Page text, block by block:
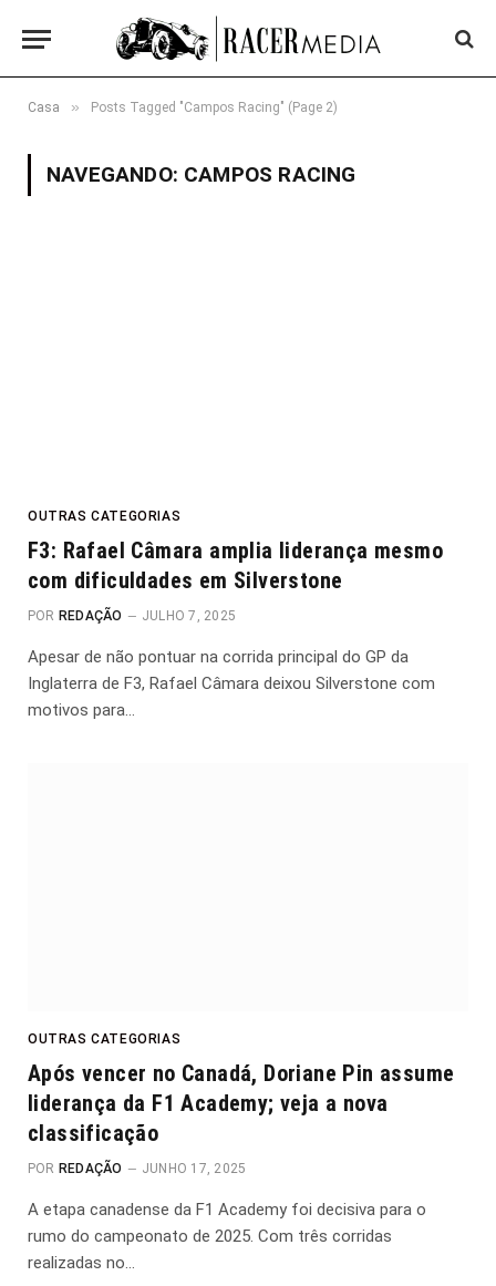
Casa » Posts Tagged "Campos Racing" (Page 2)
NAVEGANDO: CAMPOS RACING
OUTRAS CATEGORIAS
F3: Rafael Câmara amplia liderança mesmo
com dificuldades em Silverstone
POR REDAÇÃO JULHO 7, 2025
Apesar de não pontuar na corrida principal do GP da
Inglaterra de F3, Rafael Câmara deixou Silverstone com
motivos para…
OUTRAS CATEGORIAS
Após vencer no Canadá, Doriane Pin assume
liderança da F1 Academy; veja a nova
classificação
POR REDAÇÃO JUNHO 17, 2025
A etapa canadense da F1 Academy foi decisiva para o
rumo do campeonato de 2025. Com três corridas
realizadas no…